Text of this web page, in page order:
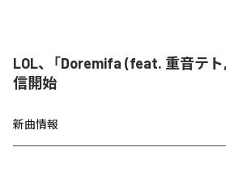
LOL、「Doremifa (feat. 重音テト
信開始
新曲情報